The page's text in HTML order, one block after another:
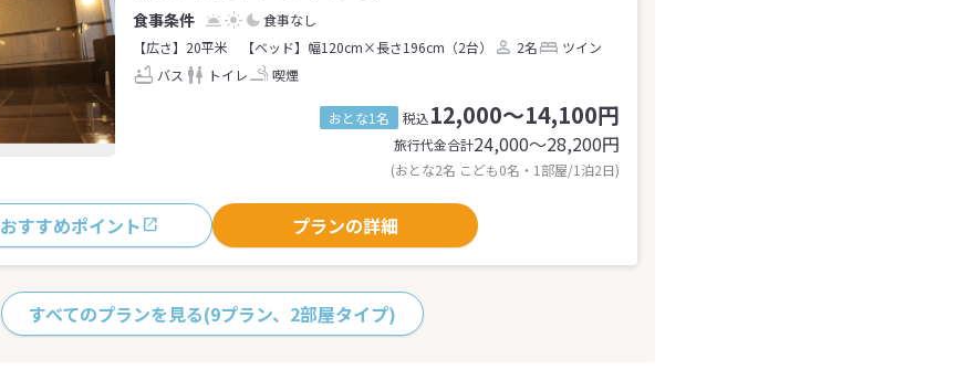
食事なし
【広さ】20平米
【ベッド】幅120cm×長さ196cm（2台） 2名
ツイン
バス
トイレ 喫煙
おとな1名 税込12,000～14,100円
旅行代金合計24,000〜28,200円
(おとな2名 こども0名・1部屋/1泊2日)
おすすめポイント プランの詳細
すべてのプランを見る(9プラン、2部屋タイプ)